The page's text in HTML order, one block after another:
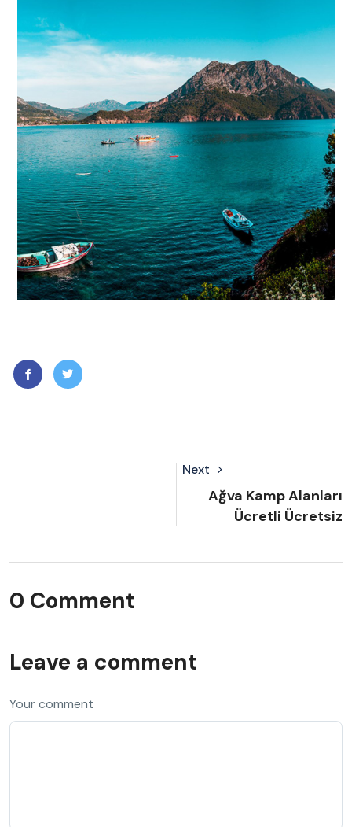
Next
Ağva Kamp Alanları
Ücretli Ücretsiz
0 Comment
Leave a comment
Your comment